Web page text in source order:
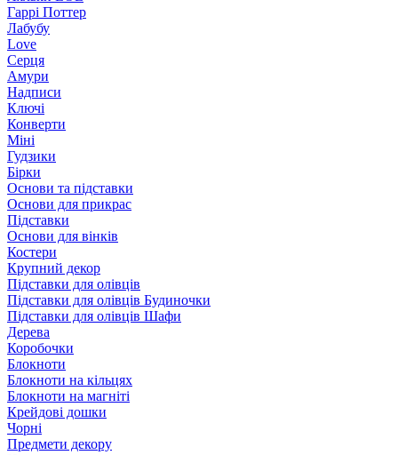
Гаррі Поттер
Лабубу
Love
Серця
Амури
Надписи
Ключі
Конверти
Міні
Гудзики
Бірки
Основи та підставки
Основи для прикрас
Підставки
Основи для вінків
Костери
Крупний декор
Підставки для олівців
Підставки для олівців Будиночки
Підставки для олівців Шафи
Дерева
Коробочки
Блокноти
Блокноти на кільцях
Блокноти на магніті
Крейдові дошки
Чорні
Предмети декору